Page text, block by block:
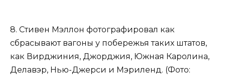
8. Стивен Мэллон фотографировал как
сбрасывают вагоны у побережья таких штатов,
как Вирджиния, Джорджия, Южная Каролина,
Делавэр, Нью-Джерси и Мэриленд. (Фото: